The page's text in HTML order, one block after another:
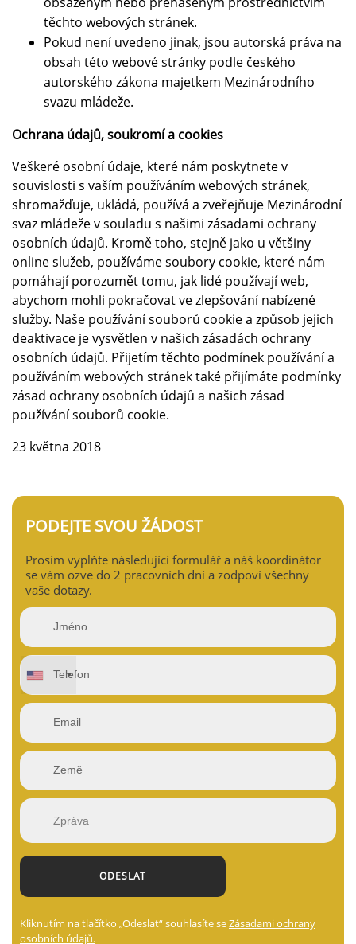
těchto webových stránek.
Pokud není uvedeno jinak, jsou autorská práva na
obsah této webové stránky podle českého
autorského zákona majetkem Mezinárodního
svazu mládeže.
Ochrana údajů, soukromí a cookies
Veškeré osobní údaje, které nám poskytnete v
souvislosti s vaším používáním webových stránek,
shromažďuje, ukládá, používá a zveřejňuje Mezinárodní
svaz mládeže v souladu s našimi zásadami ochrany
osobních údajů. Kromě toho, stejně jako u většiny
online služeb, používáme soubory cookie, které nám
pomáhají porozumět tomu, jak lidé používají web,
abychom mohli pokračovat ve zlepšování nabízené
služby. Naše používání souborů cookie a způsob jejich
deaktivace je vysvětlen v našich zásadách ochrany
osobních údajů. Přijetím těchto podmínek používání a
používáním webových stránek také přijímáte podmínky
zásad ochrany osobních údajů a našich zásad
používání souborů cookie.
23 května 2018
PODEJTE SVOU ŽÁDOST
Prosím vyplňte následující formulář a náš koordinátor
se vám ozve do 2 pracovních dní a zodpoví všechny
vaše dotazy.
Kliknutím na tlačítko „Odeslat“ souhlasíte seZásadami ochrany
osobních údajů.